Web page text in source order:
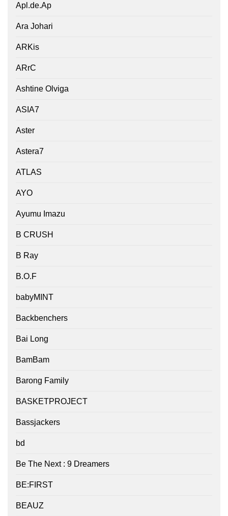
Apl.de.Ap
Ara Johari
ARKis
ARrC
Ashtine Olviga
ASIA7
Aster
Astera7
ATLAS
AYO
Ayumu Imazu
B CRUSH
B Ray
B.O.F
babyMINT
Backbenchers
Bai Long
BamBam
Barong Family
BASKETPROJECT
Bassjackers
bd
Be The Next : 9 Dreamers
BE:FIRST
BEAUZ